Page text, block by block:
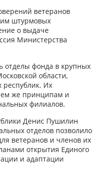
ветеранов
штурмовых
о выдаче
Министерства
отделы фонда в крупных
области,
республик. Их
же принципам и
филиалов.
Денис Пушилин
отделов позволило
ветеранов и членов их
открытия Единого
и адаптации